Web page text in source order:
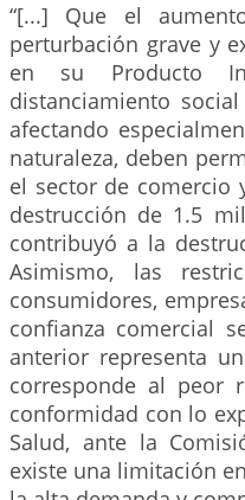
“[...] Que el
perturbación grave y
en su Producto
distanciamiento
afectando
naturaleza, deben
el sector de comercio
destrucción de 1.5
contribuyó a la
Asimismo, las
consumidores,
confianza comercial
anterior representa
corresponde al peor
conformidad con lo
Salud, ante la
existe una limitación